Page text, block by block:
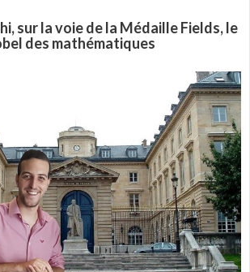
sur la voie de la Médaille Fields, le
des mathématiques